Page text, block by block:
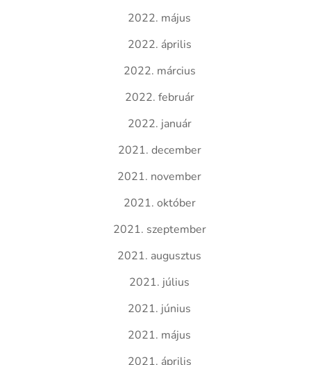
2022. május
2022. április
2022. március
2022. február
2022. január
2021. december
2021. november
2021. október
2021. szeptember
2021. augusztus
2021. július
2021. június
2021. május
2021. április